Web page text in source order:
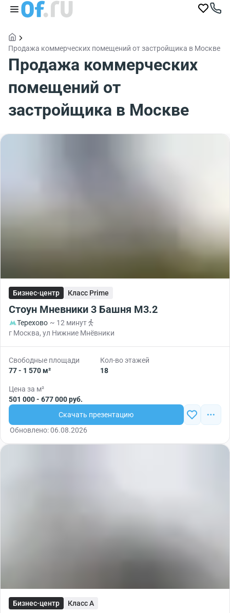
Продажа коммерческих помещений от застройщика в Москве
Продажа коммерческих
помещений от
застройщика в Москве
Бизнес-центр Класс Prime
Стоун Мневники 3 Башня М3.2
Терехово ~ 12 минут
г Москва, ул Нижние Мнёвники
Свободные площади
77 - 1 570 м²
Кол-во этажей
18
Цена за м²
501 000 - 677 000 руб.
Скачать презентацию
Обновлено: 06.08.2026
Бизнес-центр Класс A